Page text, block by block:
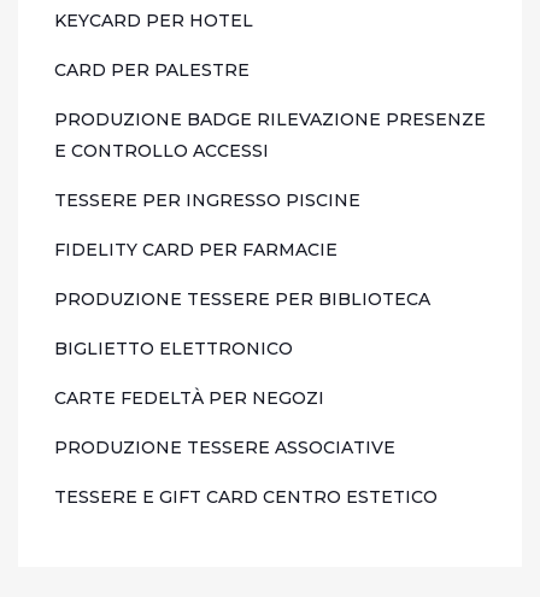
KEYCARD PER HOTEL
CARD PER PALESTRE
PRODUZIONE BADGE RILEVAZIONE PRESENZE
E CONTROLLO ACCESSI
TESSERE PER INGRESSO PISCINE
FIDELITY CARD PER FARMACIE
PRODUZIONE TESSERE PER BIBLIOTECA
BIGLIETTO ELETTRONICO
CARTE FEDELTÀ PER NEGOZI
PRODUZIONE TESSERE ASSOCIATIVE
TESSERE E GIFT CARD CENTRO ESTETICO